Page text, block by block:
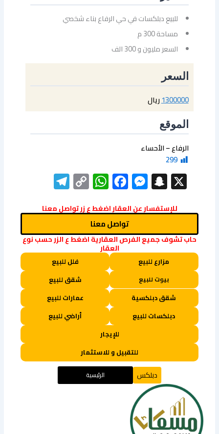
للبيع دبلكسات في حي الرفاع بناء شخصي
مساحة 300 م
السعر مليون و 300 الف
السعر
1300000ريال
الموقع
الرفاع – الأحساء
299
X
Snapchat
Messenger
Facebook
WhatsApp
Copy
Link
للإستفسار عن العقار اضغط ع زر تواصل معنا
تواصل معنا
حاب تشوف جميع الفرص العقارية اضغط ع الزر حسب نوع
العقار
مزارع للبيع فلل للبيع
بيوت للبيع
شقق للبيع
شقق دبلكسية
عمارات للبيع
دبلكسات للبيع
أراضي للبيع
للإيجار
للتقبيل و للاستثمار
دبلكس الرئيسية